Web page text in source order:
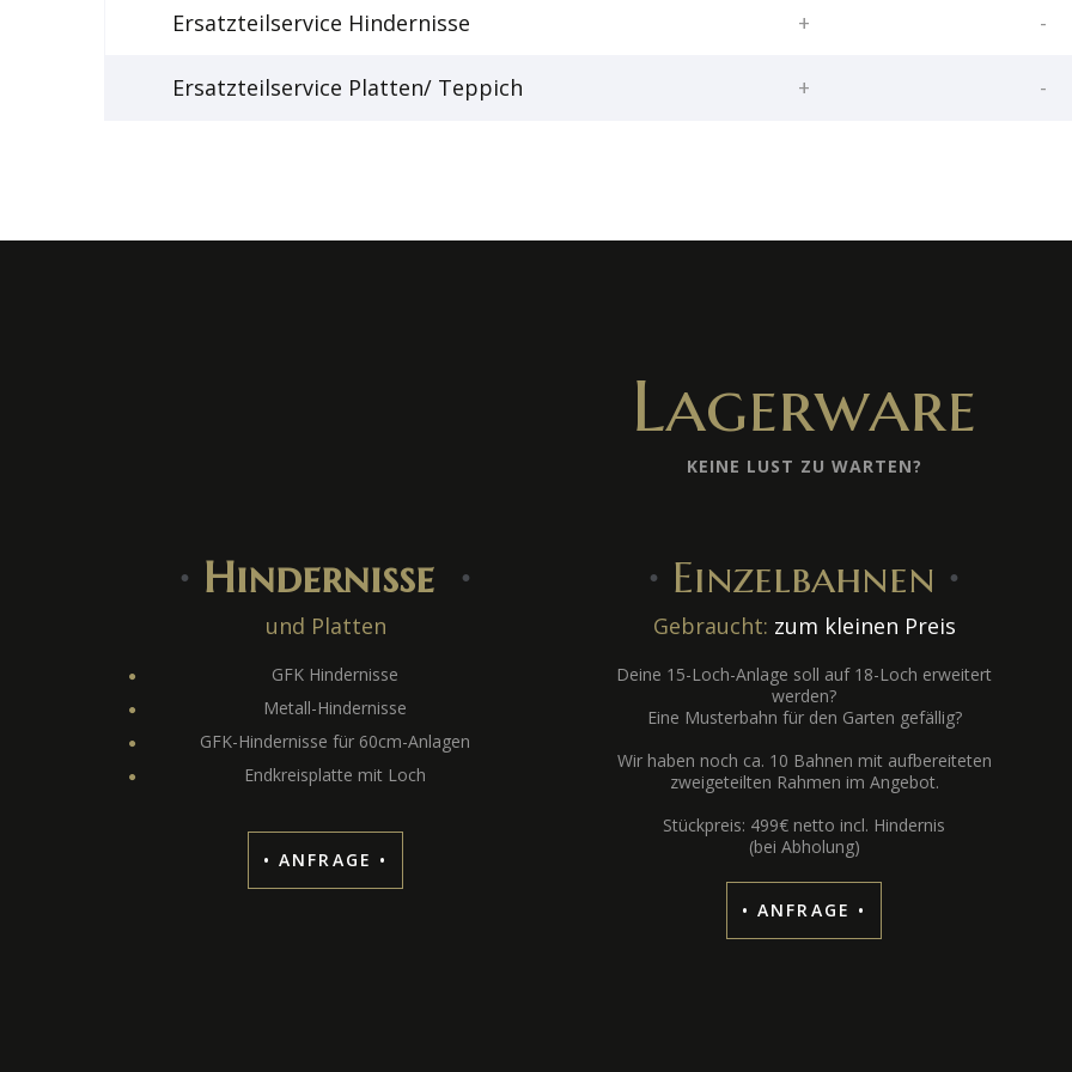
Ersatzteilservice Hindernisse + -
Ersatzteilservice Platten/ Teppich + -
Lagerware
KEINE LUST ZU WARTEN?
∙ Hindernisse ∙
und Platten
GFK Hindernisse
Metall-Hindernisse
GFK-Hindernisse für 60cm-Anlagen
Endkreisplatte mit Loch
• ANFRAGE •
∙ Einzelbahnen ∙
Gebraucht: zum kleinen Preis
Deine 15-Loch-Anlage soll auf 18-Loch erweitert
werden?
Eine Musterbahn für den Garten gefällig?
Wir haben noch ca. 10 Bahnen mit aufbereiteten
zweigeteilten Rahmen im Angebot.
Stückpreis: 499€ netto incl. Hindernis
(bei Abholung)
• ANFRAGE •